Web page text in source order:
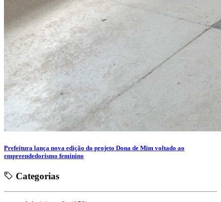
Prefeitura lança nova edição do projeto Dona de Mim voltado ao
empreendedorismo feminino
Categorias